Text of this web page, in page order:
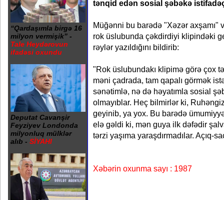
“Qardaşımla birgə 16
milyon vermişik” -
Tale Heydərovun
ifadəsi oxundu
Deputat Cavanşir
Feyziyev Londonda
milyonluq mülklər
alıb - SİYAHI
tənqid edən sosial şəbəkə
Müğənni bu barədə "Xəzər axşamı"
rok üslubunda çəkdirdiyi klipindəki
rəylər yazıldığını bildirib:
"Rok üslubundakı klipimə görə çox
məni çadrada, tam qapalı görmək
sənətimlə, nə də həyatımla sosial
olmayıblar. Heç bilmirlər ki,
geyinib, ya yox. Bu barədə
elə gəldi ki, mən guya ilk dəfədir
tərzi yaşıma yaraşdırmadılar. Açıq-
Xəbərin oxunma sayı : 1987